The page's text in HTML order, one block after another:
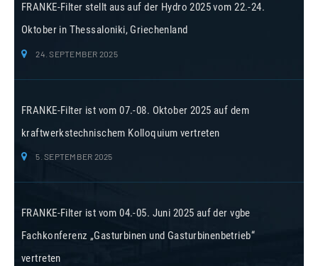
FRANKE-Filter stellt aus auf der Hydro 2025 vom 22.-24.
Oktober in Thessaloniki, Griechenland
24. SEPTEMBER 2025
FRANKE-Filter ist vom 07.-08. Oktober 2025 auf dem
kraftwerkstechnischem Kolloquium vertreten
5. SEPTEMBER 2025
FRANKE-Filter ist vom 04.-05. Juni 2025 auf der vgbe
Fachkonferenz „Gasturbinen und Gasturbinenbetrieb“
vertreten